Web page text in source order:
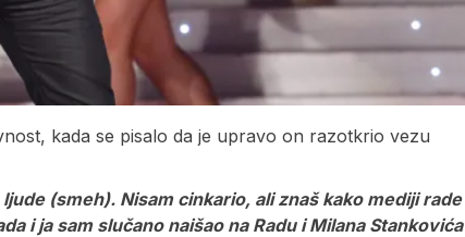
kada se pisalo da je upravo on razotkrio vezu
(smeh). Nisam cinkario, ali znaš kako mediji rade
i ja sam slučano naišao na Radu i Milana Stankovića